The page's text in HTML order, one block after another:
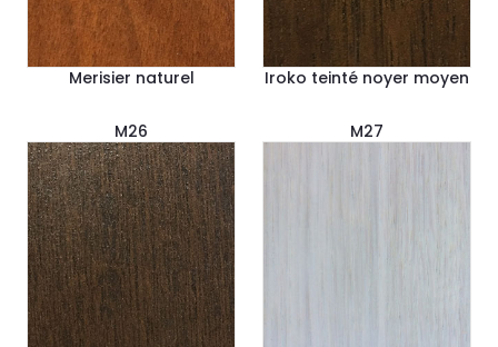
Merisier naturel Iroko teinté noyer moyen
M26 M27